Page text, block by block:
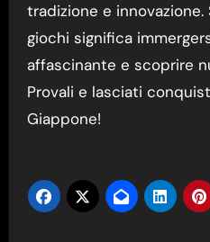
tradizione e
giochi significa
affascinante e scoprire
Provali e lasciati
Giappone!